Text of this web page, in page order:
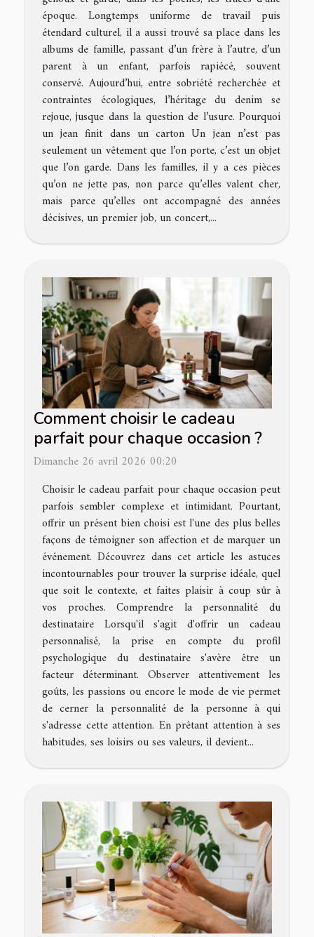
époque. Longtemps uniforme de travail puis
étendard culturel, il a aussi trouvé sa place dans les
albums de famille, passant d’un frère à l’autre, d’un
parent à un enfant, parfois rapiécé, souvent
conservé. Aujourd’hui, entre sobriété recherchée et
contraintes écologiques, l’héritage du denim se
rejoue, jusque dans la question de l’usure. Pourquoi
un jean finit dans un carton Un jean n’est pas
seulement un vêtement que l’on porte, c’est un objet
que l’on garde. Dans les familles, il y a ces pièces
qu’on ne jette pas, non parce qu’elles valent cher,
mais parce qu’elles ont accompagné des années
décisives, un premier job, un concert,...
Comment choisir le cadeau
parfait pour chaque occasion ?
Dimanche 26 avril 2026 00:20
Choisir le cadeau parfait pour chaque occasion peut
parfois sembler complexe et intimidant. Pourtant,
offrir un présent bien choisi est l'une des plus belles
façons de témoigner son affection et de marquer un
événement. Découvrez dans cet article les astuces
incontournables pour trouver la surprise idéale, quel
que soit le contexte, et faites plaisir à coup sûr à
vos proches. Comprendre la personnalité du
destinataire Lorsqu'il s'agit d'offrir un cadeau
personnalisé, la prise en compte du profil
psychologique du destinataire s'avère être un
facteur déterminant. Observer attentivement les
goûts, les passions ou encore le mode de vie permet
de cerner la personnalité de la personne à qui
s'adresse cette attention. En prêtant attention à ses
habitudes, ses loisirs ou ses valeurs, il devient...